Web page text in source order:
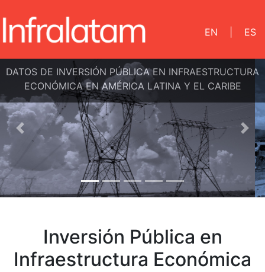
EN ES
DATOS DE INVERSIÓN PÚBLICA EN INFRAESTRUCTURA
ECONÓMICA EN AMÉRICA LATINA Y EL CARIBE
Anterior
Inversión Pública en
Infraestructura Económica